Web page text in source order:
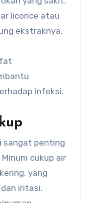
licorice atau
ekstraknya.
infeksi.
sangat penting
cukup air
yang
iritasi.